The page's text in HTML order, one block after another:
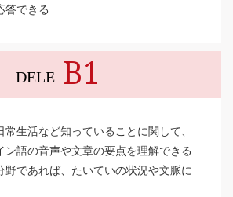
答できる
DELE B1
常生活など知っていることに関して、
ン語の音声や文章の要点を理解できる
野であれば、たいていの状況や文脈に